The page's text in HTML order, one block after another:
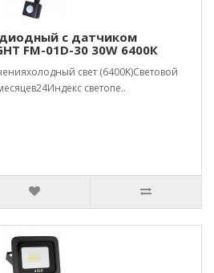
с датчиком
FM-01D-30 30W 6400К
свет (6400K)Световой
светопе..